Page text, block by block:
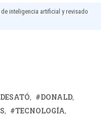
inteligencia artificial y revisado
DESATÓ
DONALD
TECNOLOGÍA